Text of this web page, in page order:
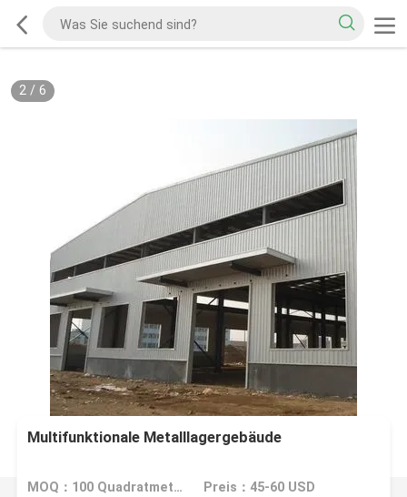
2/ 6
Multifunktionale Metalllagergebäude
MOQ：100 Quadratmeter Preis：45-60 USD